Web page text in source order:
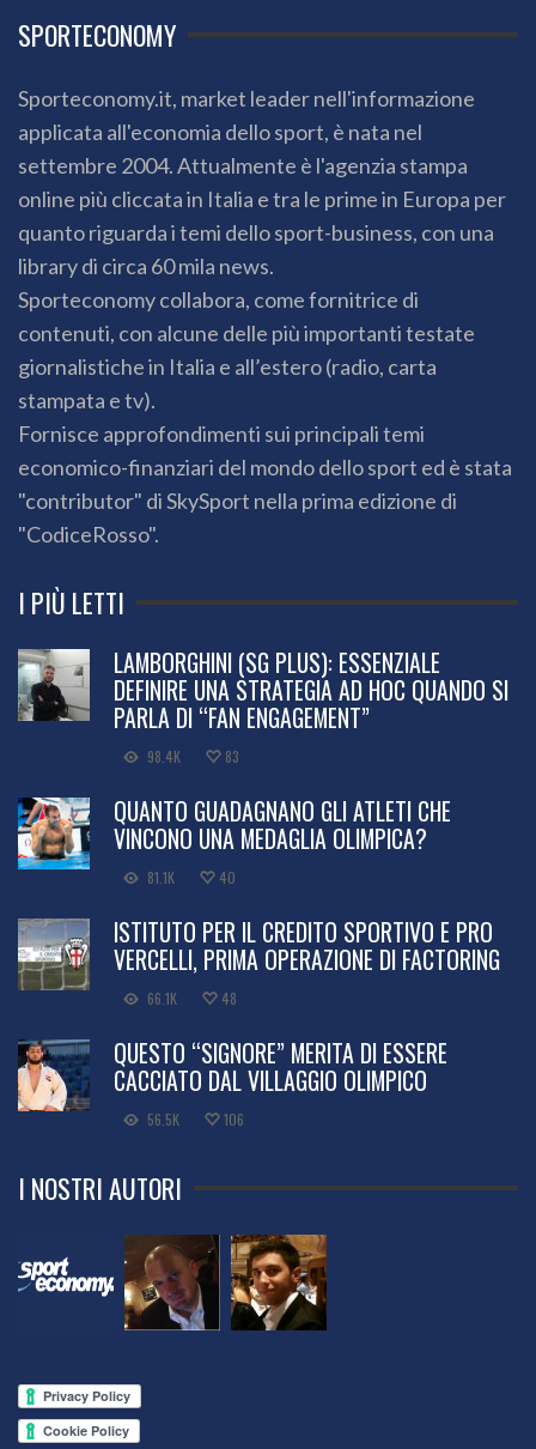
SPORTECONOMY
Sporteconomy.it, market leader nell'informazione
applicata all'economia dello sport, è nata nel
settembre 2004. Attualmente è l'agenzia stampa
online più cliccata in Italia e tra le prime in Europa per
quanto riguarda i temi dello sport-business, con una
library di circa 60 mila news.
Sporteconomy collabora, come fornitrice di
contenuti, con alcune delle più importanti testate
giornalistiche in Italia e all’estero (radio, carta
stampata e tv).
Fornisce approfondimenti sui principali temi
economico-finanziari del mondo dello sport ed è stata
"contributor" di SkySport nella prima edizione di
"CodiceRosso".
I PIÙ LETTI
LAMBORGHINI (SG PLUS): ESSENZIALE
DEFINIRE UNA STRATEGIA AD HOC QUANDO SI
PARLA DI “FAN ENGAGEMENT”
98.4K 83
QUANTO GUADAGNANO GLI ATLETI CHE
VINCONO UNA MEDAGLIA OLIMPICA?
81.1K 40
ISTITUTO PER IL CREDITO SPORTIVO E PRO
VERCELLI, PRIMA OPERAZIONE DI FACTORING
66.1K 48
QUESTO “SIGNORE” MERITA DI ESSERE
CACCIATO DAL VILLAGGIO OLIMPICO
56.5K 106
I NOSTRI AUTORI